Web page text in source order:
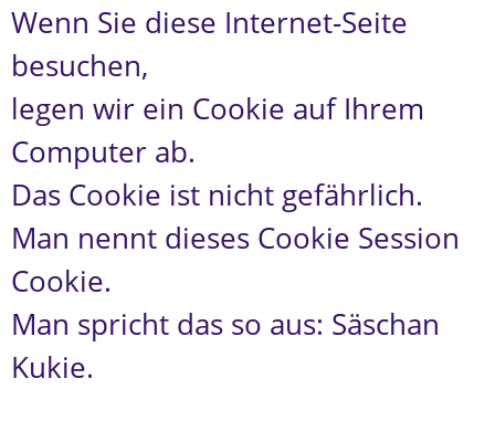
Wenn Sie diese Internet-Seite
besuchen,
legen wir ein Cookie auf Ihrem
Computer ab.
Das Cookie ist nicht gefährlich.
Man nennt dieses Cookie Session
Cookie.
Man spricht das so aus: Säschan
Kukie.